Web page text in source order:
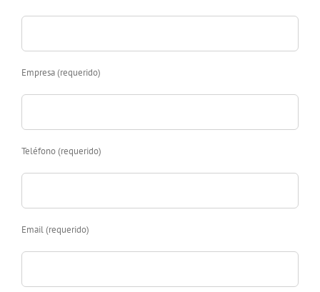
Empresa (requerido)
Teléfono (requerido)
Email (requerido)